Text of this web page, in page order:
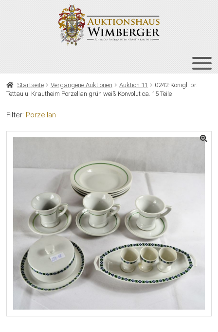
HOME
NEWSLETTER
Startseite Vergangene Auktionen Auktion 11
0242-Königl. pr.
Tettau u. Krautheim Porzellan grün weiß Konvolut ca. 15 Teile
Filter: Porzellan